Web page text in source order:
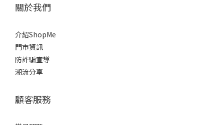
關於我們
介紹ShopMe
門市資訊
防詐騙宣導
潮流分享
顧客服務